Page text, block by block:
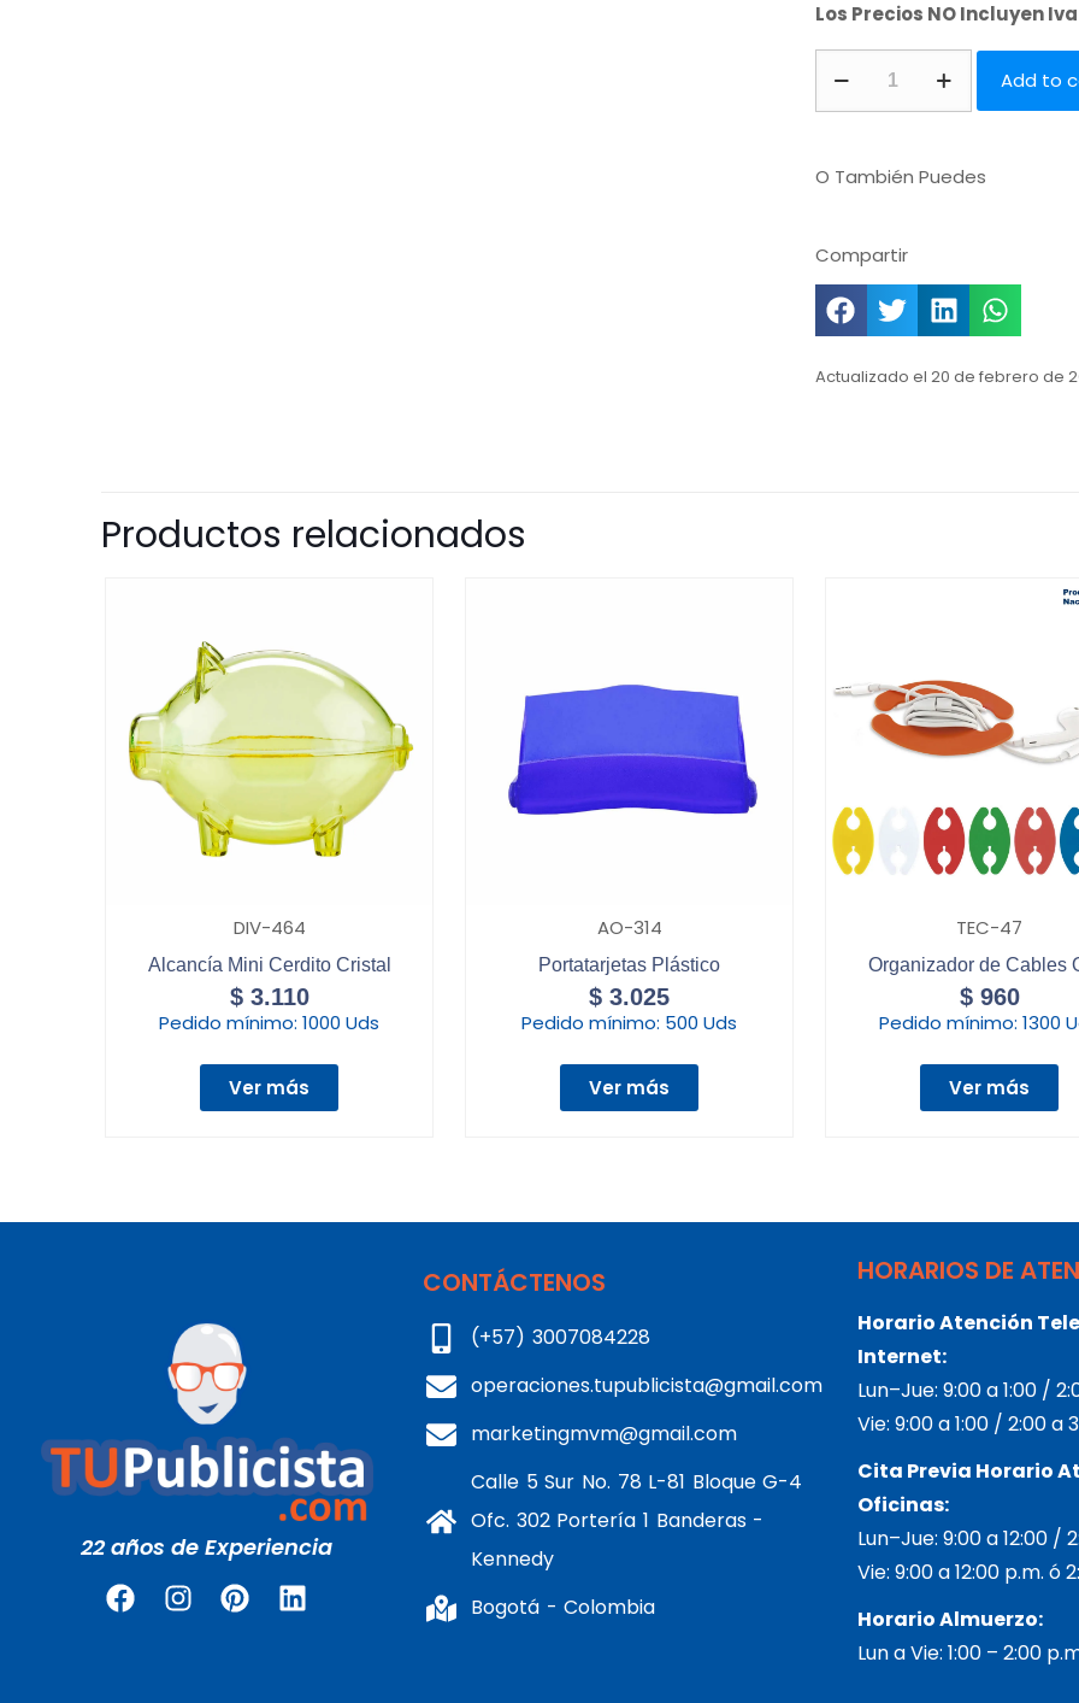
Los Precios NO Incluyen
Add to
O También Puedes
Compartir
Actualizado el 20 de febrero de
Productos relacionados
DIV-464
Alcancía Mini Cerdito Cristal
$3.110
Pedido mínimo: 1000 Uds
Ver más
AO-314
Portatarjetas Plástico
$ 3.025
Pedido mínimo: 500 Uds
Ver más
TEC-47
Organizador de Cables
$960
Pedido mínimo: 1300
Ver más
22 años de Experiencia
CONTÁCTENOS
(+57) 3007084228
operaciones.tupublicista@gmail.com
marketingmvm@gmail.com
Calle 5 Sur No. 78 L-81 Bloque G-4
Ofc. 302 Portería 1 Banderas -
Kennedy
Bogotá - Colombia
HORARIOS DE
Horario Atención
Internet:
Lun–Jue: 9:00 a 1:00 /
Vie: 9:00 a 1:00 / 2:00 a
Cita Previa Horario
Oficinas:
Lun–Jue: 9:00 a 12:00 /
Vie: 9:00 a 12:00 p.m. ó
Horario Almuerzo:
Lun a Vie: 1:00 – 2:00